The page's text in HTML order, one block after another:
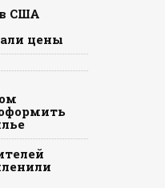
США
цены